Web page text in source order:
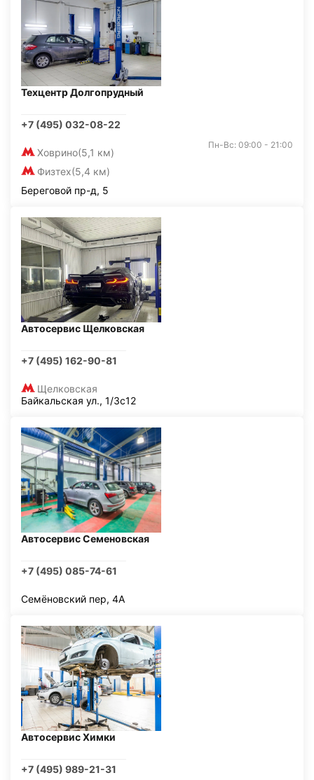
Техцентр Долгопрудный
+7 (495) 032-08-22
Ховрино(5,1 км)
Физтех(5,4 км)
Пн-Вс: 09:00 - 21:00
Береговой пр-д, 5
Автосервис Щелковская
+7 (495) 162-90-81
Щелковская
Байкальская ул., 1/3с12
Автосервис Семеновская
+7 (495) 085-74-61
Семёновский пер, 4А
Автосервис Химки
+7 (495) 989-21-31